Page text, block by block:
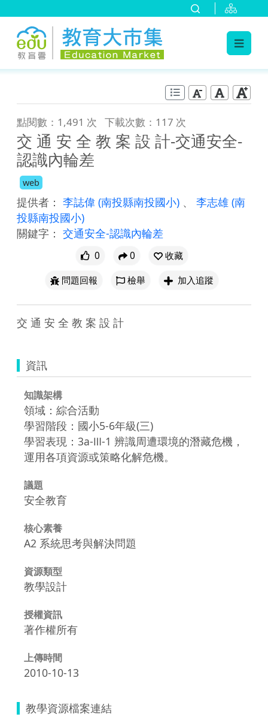
點閱數：1,491 次 下載次數：117 次
交 通 安 全 教 案 設 計-交通安全-
認識內輪差
web
提供者： 李誌偉 (南投縣南投國小) 、 李志雄 (南
投縣南投國小)
關鍵字： 交通安全-認識內輪差
0 0
收藏
問題回報
檢舉 加入追蹤
交 通 安 全 教 案 設 計
資訊
知識架構
領域：綜合活動
學習階段：國小5-6年級(三)
學習表現：3a-Ⅲ-1 辨識周遭環境的潛藏危機，
運用各項資源或策略化解危機。
議題
安全教育
核心素養
A2 系統思考與解決問題
資源類型
教學設計
授權資訊
著作權所有
上傳時間
2010-10-13
教學資源檔案連結